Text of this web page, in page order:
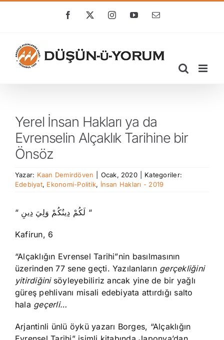
Facebook
X InstagramYouTube
E-
Yerel İnsan Hakları ya da
Evrenselin Alçaklık Tarihine bir
Önsöz
Yazar: Kaan Demirdöven Ocak, 2020
Kategoriler:
Edebiyat, Ekonomi-Politik, İnsan Hakları - 2019
“ لَكُمْ دِينُكُمْ وَلِيَ دِينِ “
Kafirun, 6
“Alçaklığın Evrensel Tarihi”nin basılmasının
üzerinden 77 sene geçti. Yazılanların gerçekliğini
yitirdiğinisöyleyebiliriz ancak yine de bir yağlı
güreş pehlivanı misali edebiyata attırdığı salto
hala geçerli…
Arjantinli ünlü öykü yazarı Borges, “Alçaklığın